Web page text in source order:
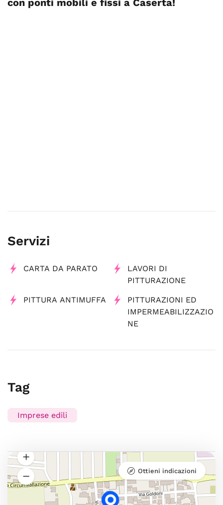
con ponti mobili e fissi a Caserta!
Servizi
CARTA DA PARATO
LAVORI DI
PITTURAZIONE
PITTURA ANTIMUFFA
PITTURAZIONI ED
IMPERMEABILIZZAZIO
NE
Tag
Imprese edili
Ottieni indicazioni